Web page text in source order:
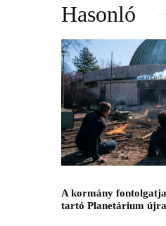
Hasonló
A kormány
tartó Planetárium